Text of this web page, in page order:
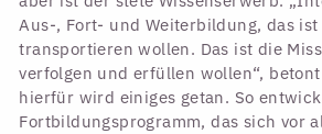
Aus-, Fort- und Weiterbildung, das
transportieren wollen. Das ist die
verfolgen und erfüllen wollen“,
hierfür wird einiges getan. So
Fortbildungsprogramm, das sich vor